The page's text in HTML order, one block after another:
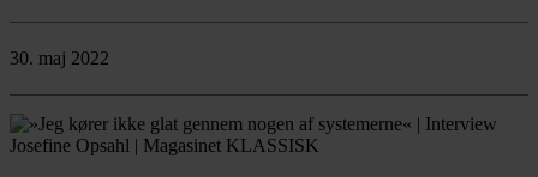
30. maj 2022